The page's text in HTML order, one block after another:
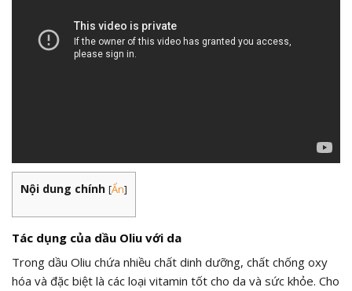
Nội dung chính [Ẩn]
Tác dụng của dầu Oliu với da
Trong dầu Oliu chứa nhiều chất dinh dưỡng, chất chống oxy
hóa và đặc biệt là các loại vitamin tốt cho da và sức khỏe. Cho